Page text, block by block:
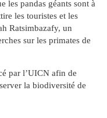
les pandas géants sont à
les touristes et les
Ratsimbazafy, un
sur les primates de
par l’UICN afin de
la biodiversité de